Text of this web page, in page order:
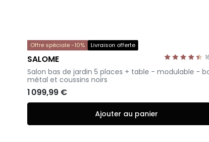
Offre spéciale -10% Livraison offerte
SALOME
-
Salon bas de jardin 5 places + table - modulable -
métal et coussins noirs
1 099,99 €
Ajouter au panier